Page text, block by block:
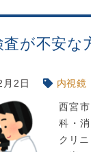
査が不安な
月2日 内視鏡
西宮
科・
クリ